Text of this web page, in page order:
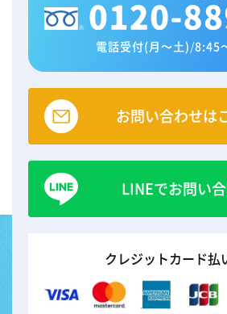
電話受付(月～土) /8:45
お問い合わせは
LINEでお問い
クレジットカード払